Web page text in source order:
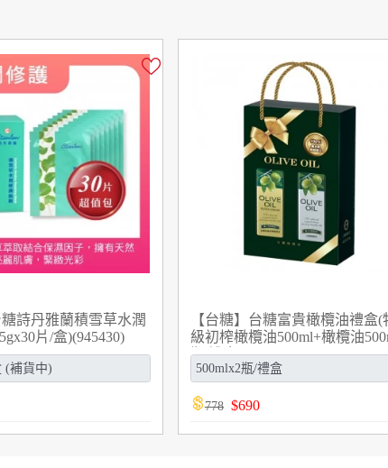
糖詩丹雅蘭積雪草水潤
片/盒)(945430)
【台糖】台糖富貴橄欖油禮盒(
級初榨橄欖油500ml+橄欖油
瓶/禮盒)(G952627)
778 $690